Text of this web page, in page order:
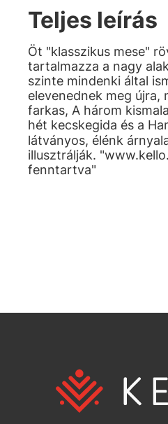
Teljes leírás
Öt "klasszikus mese"
tartalmazza a nagy
szinte mindenki által
elevenednek meg újra,
farkas, A három
hét kecskegida és a
látványos, élénk
illusztrálják.
fenntartva"